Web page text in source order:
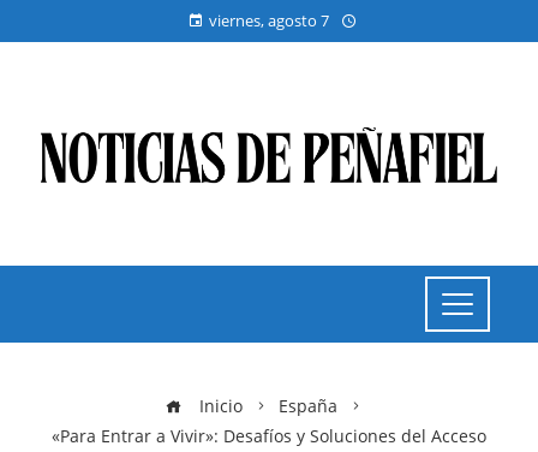
viernes, agosto 7
Inicio
España
«Para Entrar a Vivir»: Desafíos y Soluciones del Acceso